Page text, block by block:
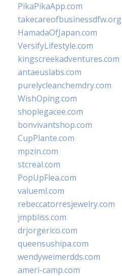
PikaPikaApp.com
takecareofbusinessdfw.org
HamadaOfJapan.com
VersifyLifestyle.com
kingscreekadventures.com
antaeuslabs.com
purelycleanchemdry.com
WishOping.com
shoplegacee.com
bonvivantshop.com
CupPlante.com
mpzin.com
stcreal.com
PopUpFlea.com
valueml.com
rebeccatorresjewelry.com
jmpbliss.com
drjorgerico.com
queensushipa.com
wendyweimerdds.com
ameri-camp.com